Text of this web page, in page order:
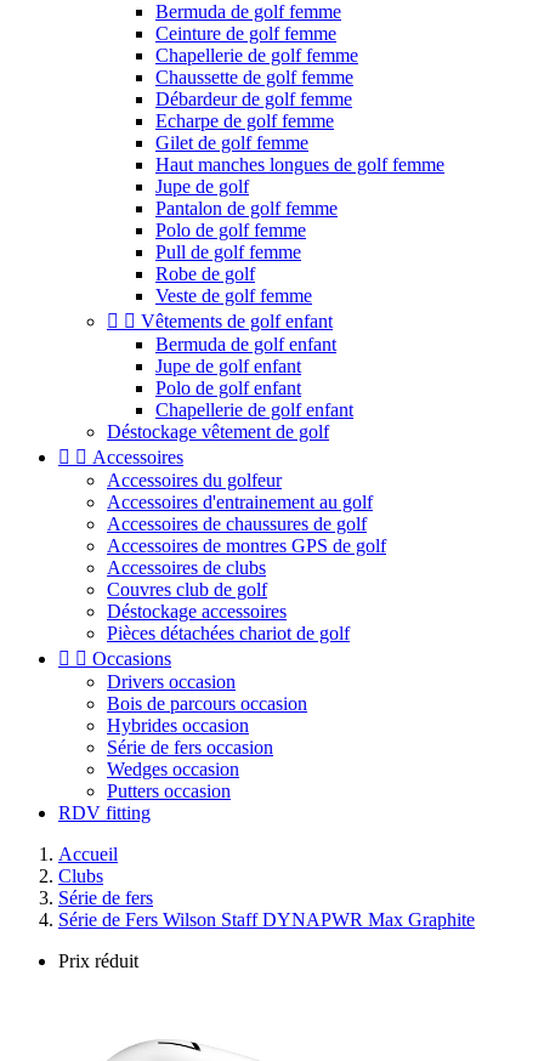
Bermuda de golf femme
Ceinture de golf femme
Chapellerie de golf femme
Chaussette de golf femme
Débardeur de golf femme
Echarpe de golf femme
Gilet de golf femme
Haut manches longues de golf femme
Jupe de golf
Pantalon de golf femme
Polo de golf femme
Pull de golf femme
Robe de golf
Veste de golf femme
  Vêtements de golf enfant
Bermuda de golf enfant
Jupe de golf enfant
Polo de golf enfant
Chapellerie de golf enfant
Déstockage vêtement de golf
  Accessoires
Accessoires du golfeur
Accessoires d'entrainement au golf
Accessoires de chaussures de golf
Accessoires de montres GPS de golf
Accessoires de clubs
Couvres club de golf
Déstockage accessoires
Pièces détachées chariot de golf
  Occasions
Drivers occasion
Bois de parcours occasion
Hybrides occasion
Série de fers occasion
Wedges occasion
Putters occasion
RDV fitting
Accueil
Clubs
Série de fers
Série de Fers Wilson Staff DYNAPWR Max Graphite
Prix réduit